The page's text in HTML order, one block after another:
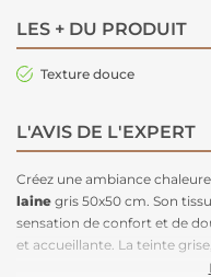
LES + DU PRODUIT
Texture douce
L'AVIS DE L'EXPERT
Créez une ambiance
laine gris 50x50 cm. Son
sensation de confort et de
et accueillante. La teinte
dans tous les styles